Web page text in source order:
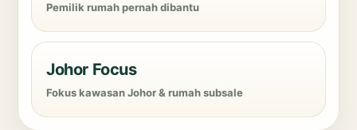
Pemilik rumah pernah dibantu
Johor Focus
Fokus kawasan Johor & rumah subsale